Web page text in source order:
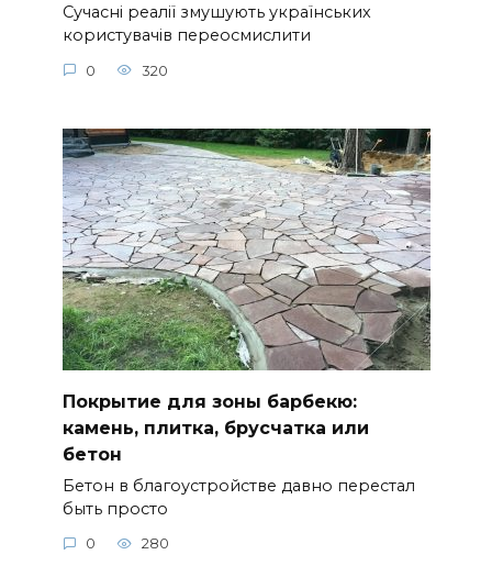
Сучасні реалії змушують українських
користувачів переосмислити
0 320
Покрытие для зоны барбекю:
камень, плитка, брусчатка или
бетон
Бетон в благоустройстве давно перестал
быть просто
0 280